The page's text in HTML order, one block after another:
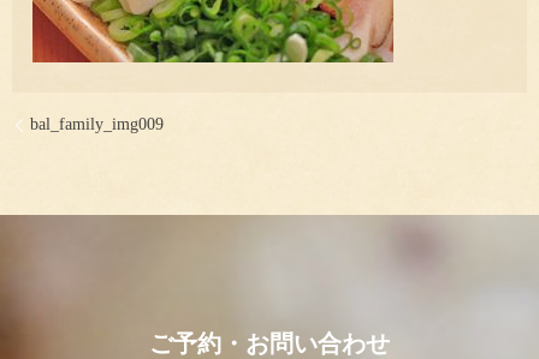
bal_family_img009
ご予約・お問い合わせ